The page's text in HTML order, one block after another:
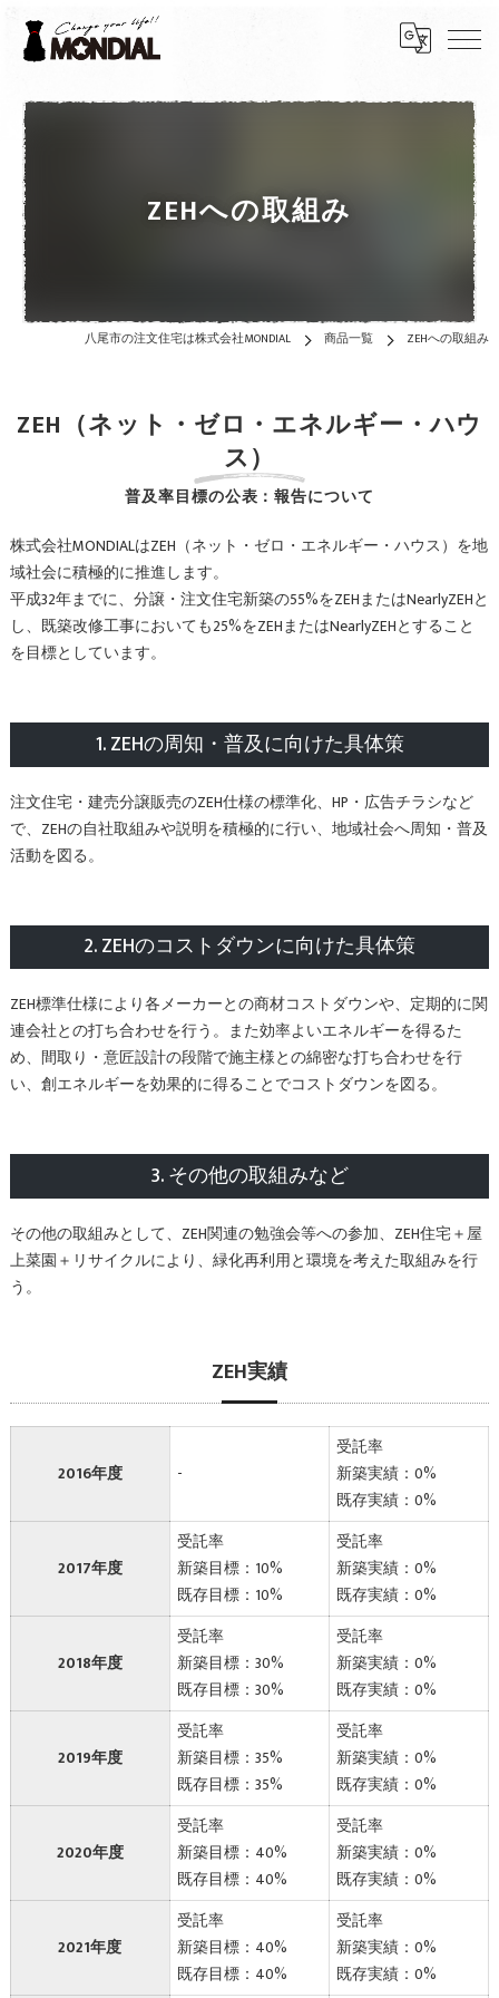
ZEHへの取組み
八尾市の注文住宅は株式会社MONDIAL 商品一覧 ZEHへの取組み
普及率目標の公表：報告について
ZEH（ネット・ゼロ・エネルギー・ハウ
ス）
株式会社MONDIALはZEH（ネット・ゼロ・エネルギー・ハウス）を地
域社会に積極的に推進します。
平成32年までに、分譲・注文住宅新築の55%をZEHまたはNearlyZEHと
し、既築改修工事においても25%をZEHまたはNearlyZEHとすること
を目標としています。
1. ZEHの周知・普及に向けた具体策
注文住宅・建売分譲販売のZEH仕様の標準化、HP・広告チラシなど
で、ZEHの自社取組みや説明を積極的に行い、地域社会へ周知・普及
活動を図る。
2. ZEHのコストダウンに向けた具体策
ZEH標準仕様により各メーカーとの商材コストダウンや、定期的に関
連会社との打ち合わせを行う。また効率よいエネルギーを得るた
め、間取り・意匠設計の段階で施主様との綿密な打ち合わせを行
い、創エネルギーを効果的に得ることでコストダウンを図る。
3. その他の取組みなど
その他の取組みとして、ZEH関連の勉強会等への参加、ZEH住宅＋屋
上菜園＋リサイクルにより、緑化再利用と環境を考えた取組みを行
う。
ZEH実績
2016年度 -
受託率
新築実績：0%
既存実績：0%
2017年度
受託率
新築目標：10%
既存目標：10%
受託率
新築実績：0%
既存実績：0%
2018年度
受託率
新築目標：30%
既存目標：30%
受託率
新築実績：0%
既存実績：0%
2019年度
受託率
新築目標：35%
既存目標：35%
受託率
新築実績：0%
既存実績：0%
2020年度
受託率
新築目標：40%
既存目標：40%
受託率
新築実績：0%
既存実績：0%
2021年度
受託率
新築目標：40%
既存目標：40%
受託率
新築実績：0%
既存実績：0%